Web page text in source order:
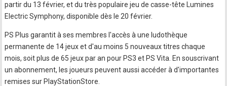
partir du 13 février, et du très populaire jeu de casse-tête Lumines
Electric Symphony, disponible dès le 20 février.
PS Plus garantit à ses membres l'accès à une ludothèque
permanente de 14 jeux et d'au moins 5 nouveaux titres chaque
mois, soit plus de 65 jeux par an pour PS3 et PS Vita. En souscrivant
un abonnement, les joueurs peuvent aussi accéder à d'importantes
remises sur PlayStationStore.